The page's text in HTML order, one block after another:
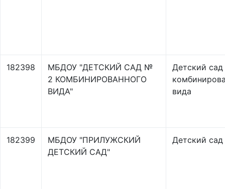
182398
МБДОУ "ДЕТСКИЙ САД №
2 КОМБИНИРОВАННОГО
ВИДА"
Детский сад
вида
182399
МБДОУ "ПРИЛУЖСКИЙ
ДЕТСКИЙ САД"
Детский сад